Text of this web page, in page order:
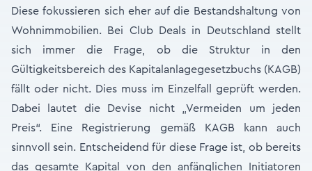
Diese fokussieren sich eher auf die Bestandshaltung von
Wohnimmobilien. Bei Club Deals in Deutschland stellt
sich immer die Frage, ob die Struktur in den
Gültigkeitsbereich des Kapitalanlagegesetzbuchs (KAGB)
fällt oder nicht. Dies muss im Einzelfall geprüft werden.
Dabei lautet die Devise nicht „Vermeiden um jeden
Preis“. Eine Registrierung gemäß KAGB kann auch
sinnvoll sein. Entscheidend für diese Frage ist, ob bereits
das gesamte Kapital von den anfänglichen Initiatoren